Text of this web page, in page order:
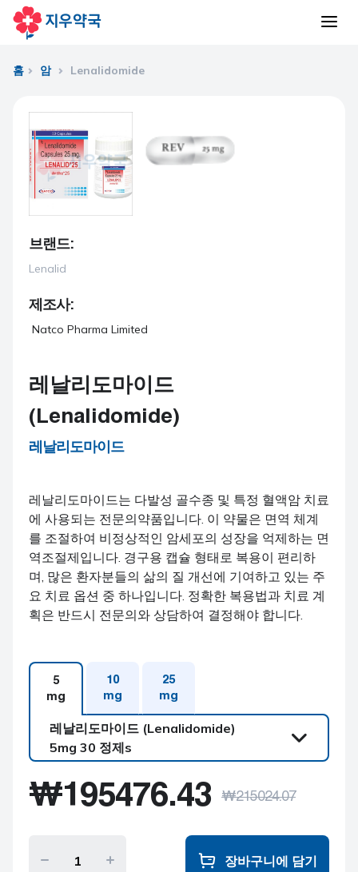
홈 암 Lenalidomide
브랜드:
Lenalid
제조사:
Natco Pharma Limited
레날리도마이드
(Lenalidomide)
레날리도마이드
레날리도마이드는 다발성 골수종 및 특정 혈액암 치료
에 사용되는 전문의약품입니다. 이 약물은 면역 체계
를 조절하여 비정상적인 암세포의 성장을 억제하는 면
역조절제입니다. 경구용 캡슐 형태로 복용이 편리하
며, 많은 환자분들의 삶의 질 개선에 기여하고 있는 주
요 치료 옵션 중 하나입니다. 정확한 복용법과 치료 계
획은 반드시 전문의와 상담하여 결정해야 합니다.
5
mg
10
mg
25
mg
레날리도마이드 (Lenalidomide)
5mg 30 정제s
(Lenalidomide)
5mg 30 정제s
5mg 60 정제s
₩195476.43 ₩215024.07
장바구니에 담기